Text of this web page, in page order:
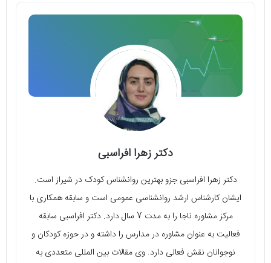
دکتر زهرا افراسبی
دکتر زهرا افراسبی جزو بهترین روانشناس کودک در شیراز است.
ایشان کارشناس ارشد روانشناسی عمومی است و سابقه همکاری با
مرکز مشاوره ناجا را به مدت 7 سال دارد. دکتر افراسبی سابقه
فعالیت به عنوان مشاوره در مدارس را داشته و در حوزه کودکان و
نوجوانان نقش فعالی دارد. وی مقالات بین المللی متعددی به